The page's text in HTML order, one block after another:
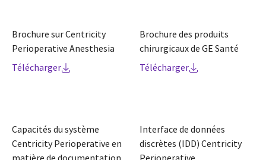
Brochure sur Centricity
Perioperative Anesthesia
Télécharger
Brochure des produits
chirurgicaux de GE Santé
Télécharger
Capacités du système
Centricity Perioperative en
matière de documentation
Interface de données
discrètes (IDD) Centricity
Perioperative